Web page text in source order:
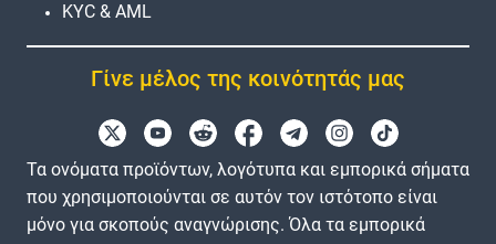
KYC & AML
Γίνε μέλος της κοινότητάς μας
Τα ονόματα προϊόντων, λογότυπα και εμπορικά σήματα
που χρησιμοποιούνται σε αυτόν τον ιστότοπο είναι
μόνο για σκοπούς αναγνώρισης. Όλα τα εμπορικά